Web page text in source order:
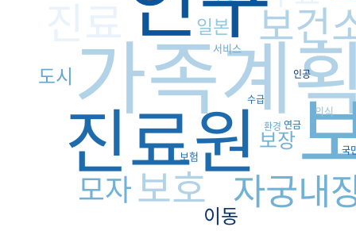
가족계
진료원
보건
보호 자궁내
모자
보장
이동
도시
일본
서비스
보험
의식
연금
국
수급
환경
인공